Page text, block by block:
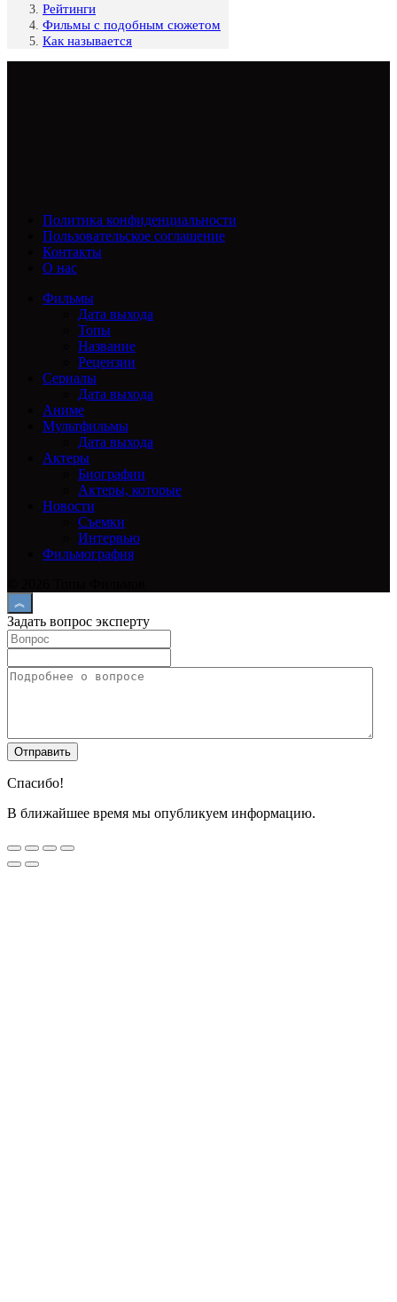
Рейтинги
Фильмы с подобным сюжетом
Как называется
Политика конфиденциальности
Пользовательское соглашение
Контакты
О нас
Фильмы
Дата выхода
Топы
Название
Рецензии
Сериалы
Дата выхода
Аниме
Мультфильмы
Дата выхода
Актеры
Биографии
Актеры, которые
Новости
Съемки
Интервью
Фильмография
Задать вопрос эксперту
Спасибо!
В ближайшее время мы опубликуем информацию.